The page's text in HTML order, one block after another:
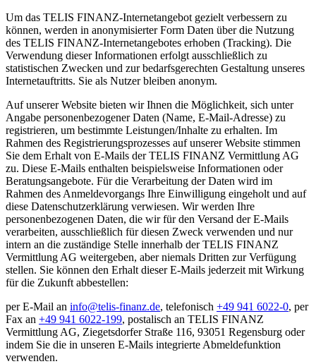
Um das TELIS FINANZ-Internetangebot gezielt verbessern zu
können, werden in anonymisierter Form Daten über die Nutzung
des TELIS FINANZ-Internetangebotes erhoben (Tracking). Die
Verwendung dieser Informationen erfolgt ausschließlich zu
statistischen Zwecken und zur bedarfsgerechten Gestaltung unseres
Internetauftritts. Sie als Nutzer bleiben anonym.
Auf unserer Website bieten wir Ihnen die Möglichkeit, sich unter
Angabe personenbezogener Daten (Name, E-Mail-Adresse) zu
registrieren, um bestimmte Leistungen/Inhalte zu erhalten. Im
Rahmen des Registrierungsprozesses auf unserer Website stimmen
Sie dem Erhalt von E-Mails der TELIS FINANZ Vermittlung AG
zu. Diese E-Mails enthalten beispielsweise Informationen oder
Beratungsangebote. Für die Verarbeitung der Daten wird im
Rahmen des Anmeldevorgangs Ihre Einwilligung eingeholt und auf
diese Datenschutzerklärung verwiesen. Wir werden Ihre
personenbezogenen Daten, die wir für den Versand der E-Mails
verarbeiten, ausschließlich für diesen Zweck verwenden und nur
intern an die zuständige Stelle innerhalb der TELIS FINANZ
Vermittlung AG weitergeben, aber niemals Dritten zur Verfügung
stellen. Sie können den Erhalt dieser E-Mails jederzeit mit Wirkung
für die Zukunft abbestellen:
per E-Mail an info@telis-finanz.de, telefonisch +49 941 6022-0, per
Fax an +49 941 6022-199, postalisch an TELIS FINANZ
Vermittlung AG, Ziegetsdorfer Straße 116, 93051 Regensburg oder
indem Sie die in unseren E-Mails integrierte Abmeldefunktion
verwenden.